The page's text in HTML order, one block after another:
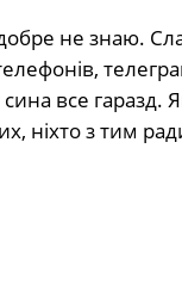
не знаю.
все гаразд.
ніхто з тим